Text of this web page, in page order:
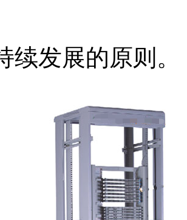
续发展的原则。